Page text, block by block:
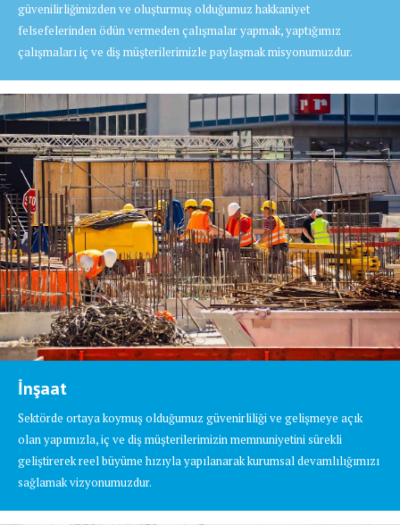
güvenilirliğimizden ve oluşturmuş olduğumuz hakkaniyet
felsefelerinden ödün vermeden çalışmalar yapmak, yaptığımız
çalışmaları iç ve diş müşterilerimizle paylaşmak misyonumuzdur.
İnşaat
Sektörde ortaya koymuş olduğumuz güvenirliliği ve gelişmeye açık
olan yapımızla, iç ve diş müşterilerimizin memnuniyetini sürekli
geliştirerek reel büyüme hızıyla yapılanarak kurumsal devamlılığımızı
sağlamak vizyonumuzdur.